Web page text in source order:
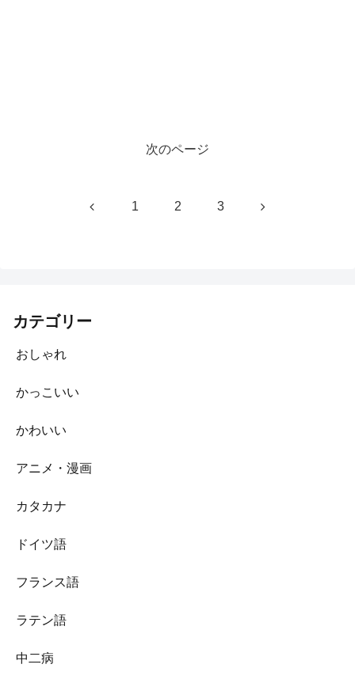
次のページ
前 1 2 3 次
カテゴリー
おしゃれ
かっこいい
かわいい
アニメ・漫画
カタカナ
ドイツ語
フランス語
ラテン語
中二病